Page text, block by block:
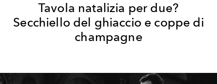
Tavola natalizia per due?
Secchiello del ghiaccio e coppe di
champagne